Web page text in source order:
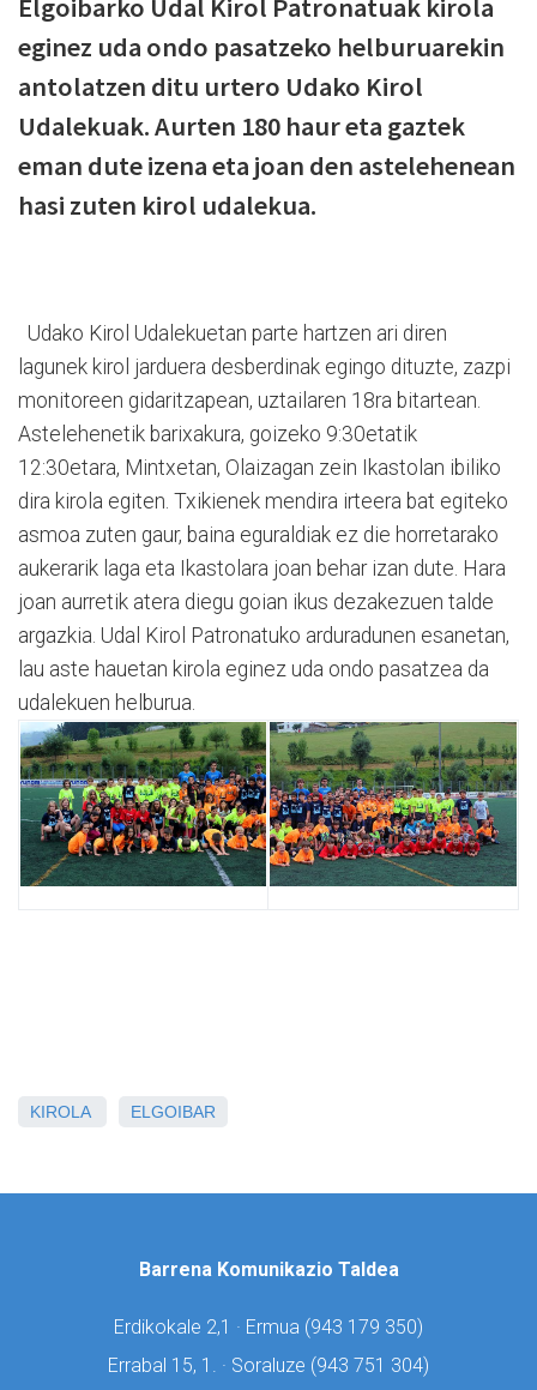
Elgoibarko Udal Kirol Patronatuak kirola
eginez uda ondo pasatzeko helburuarekin
antolatzen ditu urtero Udako Kirol
Udalekuak. Aurten 180 haur eta gaztek
eman dute izena eta joan den astelehenean
hasi zuten kirol udalekua.
Udako Kirol Udalekuetan parte hartzen ari diren
lagunek kirol jarduera desberdinak egingo dituzte, zazpi
monitoreen gidaritzapean, uztailaren 18ra bitartean.
Astelehenetik barixakura, goizeko 9:30etatik
12:30etara, Mintxetan, Olaizagan zein Ikastolan ibiliko
dira kirola egiten. Txikienek mendira irteera bat egiteko
asmoa zuten gaur, baina eguraldiak ez die horretarako
aukerarik laga eta Ikastolara joan behar izan dute. Hara
joan aurretik atera diegu goian ikus dezakezuen talde
argazkia. Udal Kirol Patronatuko arduradunen esanetan,
lau aste hauetan kirola eginez uda ondo pasatzea da
udalekuen helburua.
KIROLA ELGOIBAR
Barrena Komunikazio Taldea
Erdikokale 2,1 · Ermua (943 179 350)
Errabal 15, 1. · Soraluze (943 751 304)